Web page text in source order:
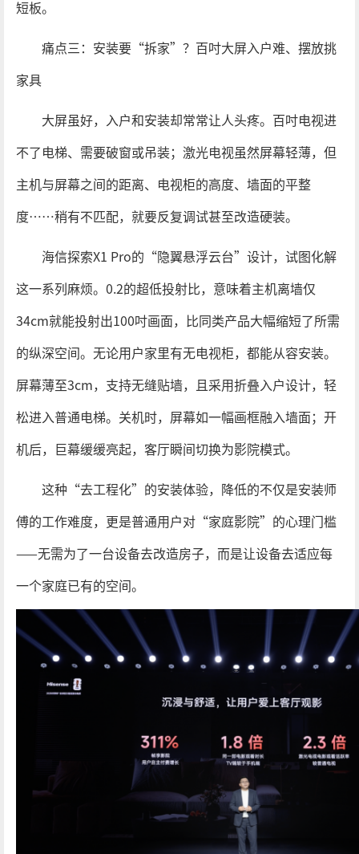
短板。
痛点三：安装要“拆家”？百吋大屏入户难、摆放挑
家具
大屏虽好，入户和安装却常常让人头疼。百吋电视进
不了电梯、需要破窗或吊装；激光电视虽然屏幕轻薄，但
主机与屏幕之间的距离、电视柜的高度、墙面的平整
度……稍有不匹配，就要反复调试甚至改造硬装。
海信探索X1 Pro的“隐翼悬浮云台”设计，试图化解
这一系列麻烦。0.2的超低投射比，意味着主机离墙仅
34cm就能投射出100吋画面，比同类产品大幅缩短了所需
的纵深空间。无论用户家里有无电视柜，都能从容安装。
屏幕薄至3cm，支持无缝贴墙，且采用折叠入户设计，轻
松进入普通电梯。关机时，屏幕如一幅画框融入墙面；开
机后，巨幕缓缓亮起，客厅瞬间切换为影院模式。
这种“去工程化”的安装体验，降低的不仅是安装师
傅的工作难度，更是普通用户对“家庭影院”的心理门槛
——无需为了一台设备去改造房子，而是让设备去适应每
一个家庭已有的空间。